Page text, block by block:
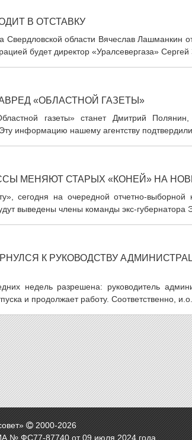
В ОТСТАВКУ
Свердловской области Вячеслав Лашманкин
будет директор «Уралсевергаза»
«ОБЛАСТНОЙ ГАЗЕТЫ»
газеты» станет Дмитрий
информацию нашему агентству подтвердили
МЕНЯЮТ СТАРЫХ «КОНЕЙ» НА
сегодня на очередной отчетно-
выведены члены команды экс-губернатора
К РУКОВОДСТВУ
недель разрешена: руководитель
и продолжает работу. Соответственно, и.о.
2000-2026
№ ФС77-87740 от 09 июля 2024 года.